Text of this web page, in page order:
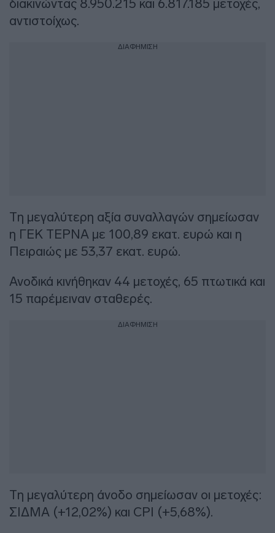
διακινώντας 8.950.215 και 6.817.185 μετοχές,
αντιστοίχως.
ΔΙΑΦΗΜΙΣΗ
Τη μεγαλύτερη αξία συναλλαγών σημείωσαν
η ΓΕΚ ΤΕΡΝΑ με 100,89 εκατ. ευρώ και η
Πειραιώς με 53,37 εκατ. ευρώ.
Ανοδικά κινήθηκαν 44 μετοχές, 65 πτωτικά και
15 παρέμειναν σταθερές.
ΔΙΑΦΗΜΙΣΗ
Τη μεγαλύτερη άνοδο σημείωσαν οι μετοχές:
ΣΙΔΜΑ (+12,02%) και CPI (+5,68%).